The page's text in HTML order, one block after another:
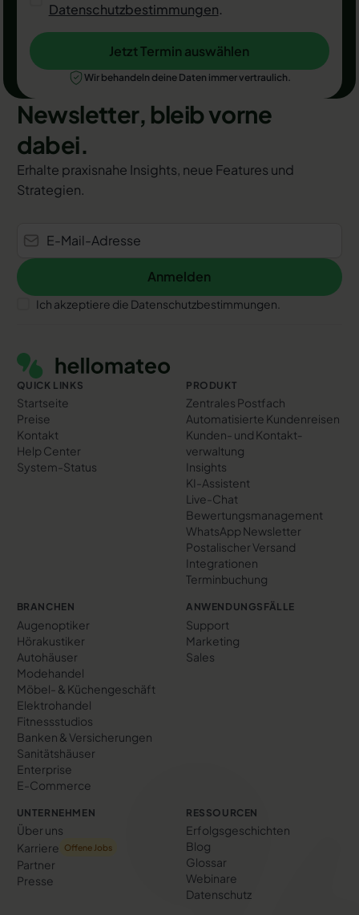
Datenschutzbestimmungen.
Jetzt Termin auswählen
Jetzt Termin auswählen
Wir behandeln deine Daten immer vertraulich.
Newsletter, bleib vorne
dabei.
Erhalte praxisnahe Insights, neue Features und
Strategien.
Anmelden
Anmelden
Ich akzeptiere die Datenschutzbestimmungen.
QUICK LINKS
Startseite
Preise
Kontakt
Help Center
System-Status
PRODUKT
Zentrales Postfach
Automatisierte Kundenreisen
Kunden- und Kontakt­
verwaltung
Insights
KI-Assistent
Live-Chat
Bewertungs­management
WhatsApp Newsletter
Postalischer Versand
Integrationen
Terminbuchung
BRANCHEN
Augenoptiker
Hörakustiker
Autohäuser
Modehandel
Möbel- & Küchengeschäft
Elektrohandel
Fitnessstudios
Banken & Versicherungen
Sanitätshäuser
Enterprise
E-Commerce
ANWENDUNGSFÄLLE
Support
Marketing
Sales
UNTERNEHMEN
Über uns
Karriere
Offene Jobs
Partner
Presse
RESSOURCEN
Erfolgs­geschichten
Blog
Glossar
Webinare
Datenschutz